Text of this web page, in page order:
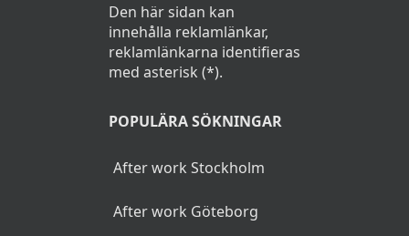
Den här sidan kan
innehålla reklamlänkar,
reklamlänkarna identifieras
med asterisk (*).
POPULÄRA SÖKNINGAR
After work Stockholm
After work Göteborg